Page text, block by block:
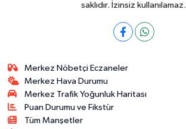
saklıdır. İzinsiz kullanılamaz.
Merkez Nöbetçi Eczaneler
Merkez Hava Durumu
Merkez Trafik Yoğunluk Haritası
Puan Durumu ve Fikstür
Tüm Manşetler